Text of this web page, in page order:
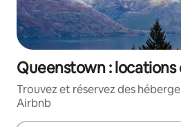
Queenstown : locations
Trouvez et réservez des
Airbnb